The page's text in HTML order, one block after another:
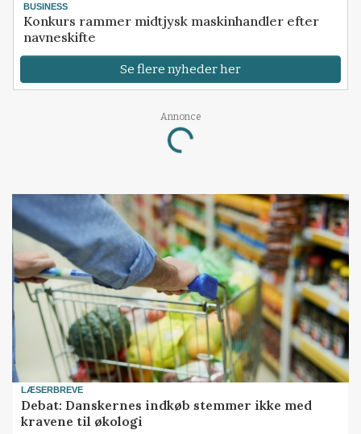
BUSINESS
Konkurs rammer midtjysk maskinhandler efter
navneskifte
Se flere nyheder her
Annonce
Loading...
LÆSERBREVE
Debat: Danskernes indkøb stemmer ikke med
kravene til økologi